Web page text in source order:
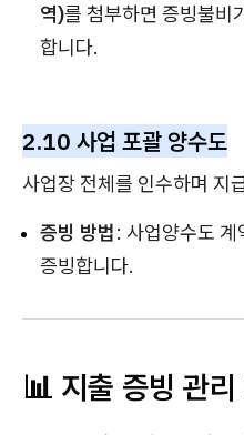
역)를 첨부하면 증빙불비
합니다.
2.10 사업 포괄 양수도
사업장 전체를 인수하며 지
증빙 방법: 사업양수도
증빙합니다.
📊 지출 증빙 관